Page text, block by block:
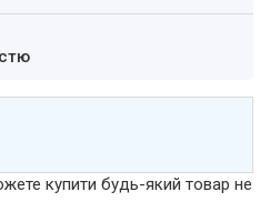
купити будь-який товар не